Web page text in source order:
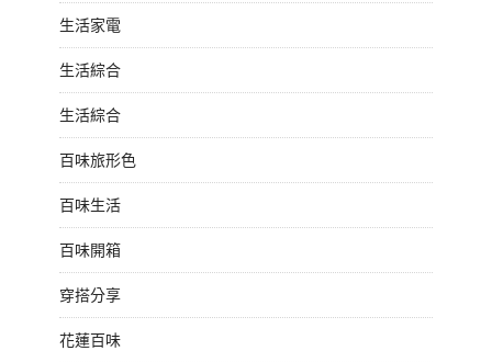
生活家電
生活綜合
生活綜合
百味旅形色
百味生活
百味開箱
穿搭分享
花蓮百味